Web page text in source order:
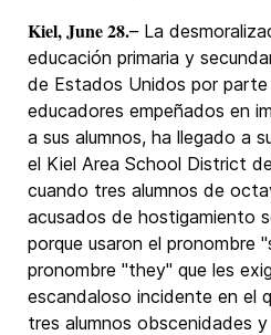
Kiel, June 28.– La
educación primaria y
de Estados Unidos por
educadores empeñados en
a sus alumnos, ha llegado a
el Kiel Area School District
cuando tres alumnos de
acusados de hostigamiento
porque usaron el pronombre
pronombre "they" que les
escandaloso incidente en el
tres alumnos obscenidades